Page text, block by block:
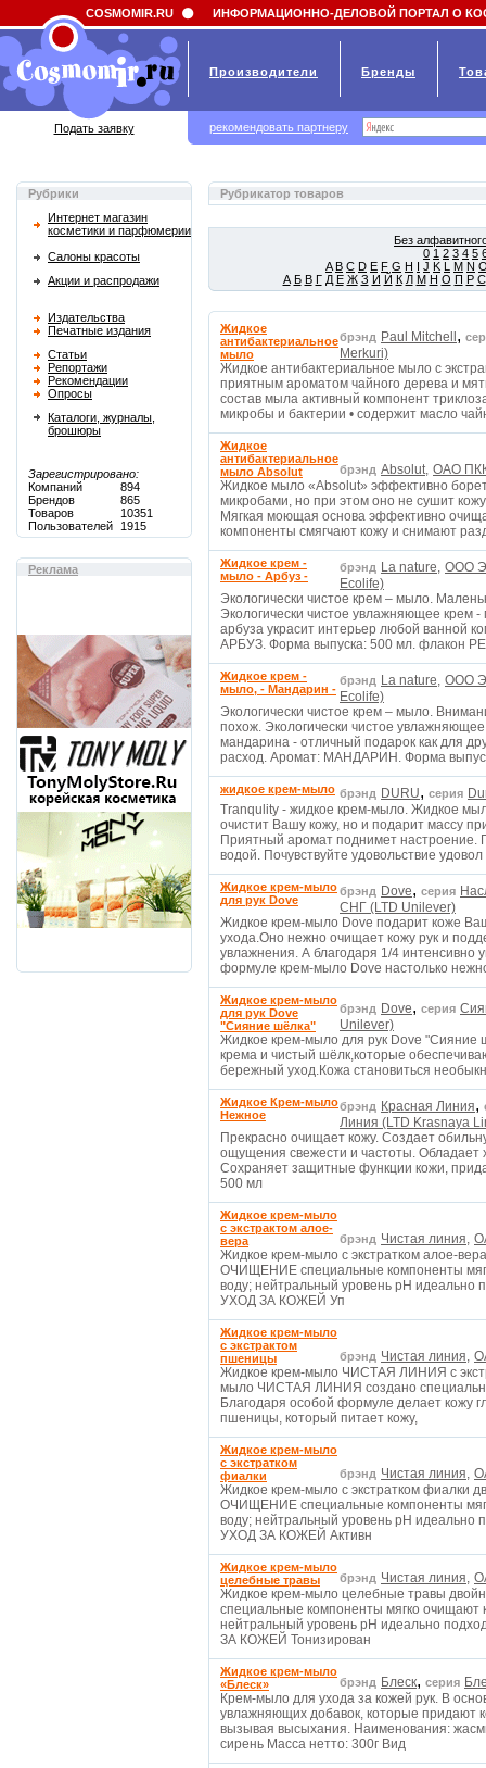
Field 'news_title' doesn't have a default value
Рубрики
Интернет магазин
косметики и парфюмерии
Салоны красоты
Акции и распродажи
Издательства
Печатные издания
Статьи
Репортажи
Рекомендации
Опросы
Каталоги, журналы,
брошюры
Зарегистрировано:
Компаний
894
Брендов
865
Товаров
10351
Пользователей
1915
Реклама
Рубрикатор товаров
Без
0 1 2 3 4 5
A B C D E F G H I J K L M N
А Б В Г Д Е Ж З И Й К Л М Н О П Р С
Жидкое
антибактериальное
мыло
брэнд Paul Mitchell ,
Merkuri)
Жидкое антибактериальное мыло с
приятным ароматом чайного дерева и
состав мыла активный компонент
микробы и бактерии • содержит масло
Жидкое
антибактериальное
мыло Absolut
брэнд Absolut, ОАО
Жидкое мыло «Absolut» эффективно
микробами, но при этом оно не сушит
Мягкая моющая основа эффективно
компоненты смягчают кожу и снимают
Жидкое крем -
мыло - Арбуз -
брэнд La nature, OOO
Ecolife)
Экологически чистое крем – мыло.
Экологически чистое увлажняющее крем
арбуза украсит интерьер любой ванной
АРБУЗ. Форма выпуска: 500 мл. флакон
Жидкое крем -
мыло, - Мандарин -
брэнд La nature, OOO
Ecolife)
Экологически чистое крем – мыло.
похож. Экологически чистое
мандарина - отличный подарок как для
расход. Аромат: МАНДАРИН. Форма
жидкое крем-мыло брэнд DURU, серия
Tranqulity - жидкое крем-мыло. Жидкое
очистит Вашу кожу, но и подарит массу
Приятный аромат поднимет настроение.
водой. Почувствуйте удовольствие удовол
Жидкое крем-мыло
для рук Dove
брэнд Dove, серия
СНГ (LTD Unilever)
Жидкое крем-мыло Dove подарит коже
ухода.Оно нежно очищает кожу рук и
увлажнения. А благодаря 1/4
формуле крем-мыло Dove настолько
Жидкое крем-мыло
для рук Dove
"Сияние шёлка"
брэнд Dove, серия
Unilever)
Жидкое крем-мыло для рук Dove "Сияние
крема и чистый шёлк,которые
бережный уход.Кожа становиться
Жидкое Крем-мыло
Нежное
брэнд Красная Линия,
Линия (LTD Krasnaya
Прекрасно очищает кожу. Создает
ощущения свежести и частоты.
Сохраняет защитные функции кожи,
500 мл
Жидкое крем-мыло
с экстрактом алое-
вера
брэнд Чистая линия,
Жидкое крем-мыло с экстратком алое-
ОЧИЩЕНИЕ специальные компоненты
воду; нейтральный уровень рН идеально
УХОД ЗА КОЖЕЙ Уп
Жидкое крем-мыло
с экстрактом
пшеницы
брэнд Чистая линия,
Жидкое крем-мыло ЧИСТАЯ ЛИНИЯ с
мыло ЧИСТАЯ ЛИНИЯ создано
Благодаря особой формуле делает кожу
пшеницы, который питает кожу,
Жидкое крем-мыло
с экстратком
фиалки
брэнд Чистая линия,
Жидкое крем-мыло с экстратком фиалки
ОЧИЩЕНИЕ специальные компоненты
воду; нейтральный уровень рН идеально
УХОД ЗА КОЖЕЙ Активн
Жидкое крем-мыло
целебные травы
брэнд Чистая линия,
Жидкое крем-мыло целебные травы
специальные компоненты мягко очищают
нейтральный уровень рН идеально
ЗА КОЖЕЙ Тонизирован
Жидкое крем-мыло
«Блеск»
брэнд Блеск, серия
Крем-мыло для ухода за кожей рук. В
увлажняющих добавок, которые придают
вызывая высыхания. Наименования:
сирень Масса нетто: 300г Вид
COSMOMIR.RU ИНФОРМАЦИОННО-ДЕЛОВОЙ ПОРТАЛ О
Производители Бренды
Подать заявку рекомендовать партнеру